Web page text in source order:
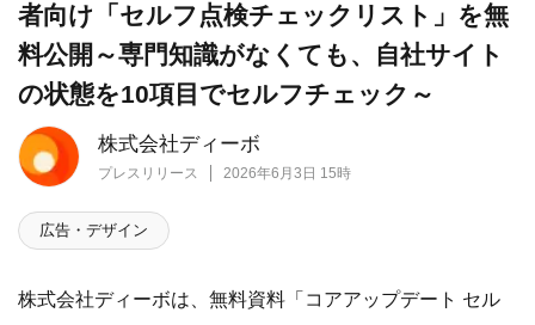
株式会社ディーボ
プレスリリース 2026年6月3日 15時
者向け「セルフ点検チェックリスト」を無
料公開～専門知識がなくても、自社サイト
の状態を10項目でセルフチェック～
広告・デザイン
株式会社ディーボは、無料資料「コアアップデート セル